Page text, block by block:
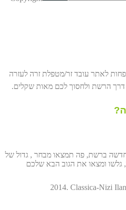
משפחות לאתר עובד זר/מטפלת זרה לעזרה
דרך הרשת ולחסוך לכם מאות שקלים.
חדשה ברשת, פה תמצאו מבחר , גדול של
גלשו ומצאו את הגוב הבא שלכם
2014. Classica-Nizi